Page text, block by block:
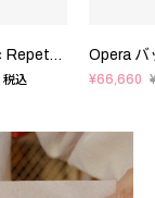
Shogo Sekine × Repetto - Cendrillon Haute バレエフラット - ラバーソール - EUサイズ
税込
Opera バ
¥66,660